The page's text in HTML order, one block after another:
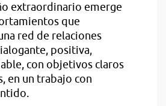
extraordinario emerge
que
red de relaciones
positiva,
con objetivos claros
en un trabajo con